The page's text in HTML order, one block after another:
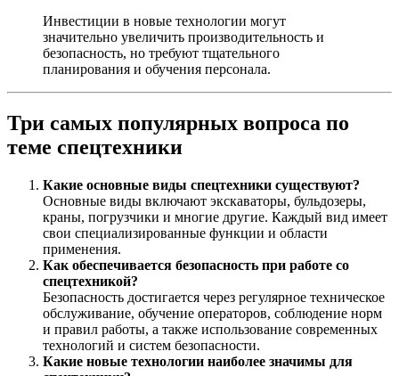
Инвестиции в новые технологии могут
значительно увеличить производительность и
безопасность, но требуют тщательного
планирования и обучения персонала.
Три самых популярных вопроса по
теме спецтехники
Какие основные виды спецтехники существуют?
Основные виды включают экскаваторы, бульдозеры,
краны, погрузчики и многие другие. Каждый вид имеет
свои специализированные функции и области
применения.
Как обеспечивается безопасность при работе со
спецтехникой?
Безопасность достигается через регулярное техническое
обслуживание, обучение операторов, соблюдение норм
и правил работы, а также использование современных
технологий и систем безопасности.
Какие новые технологии наиболее значимы для